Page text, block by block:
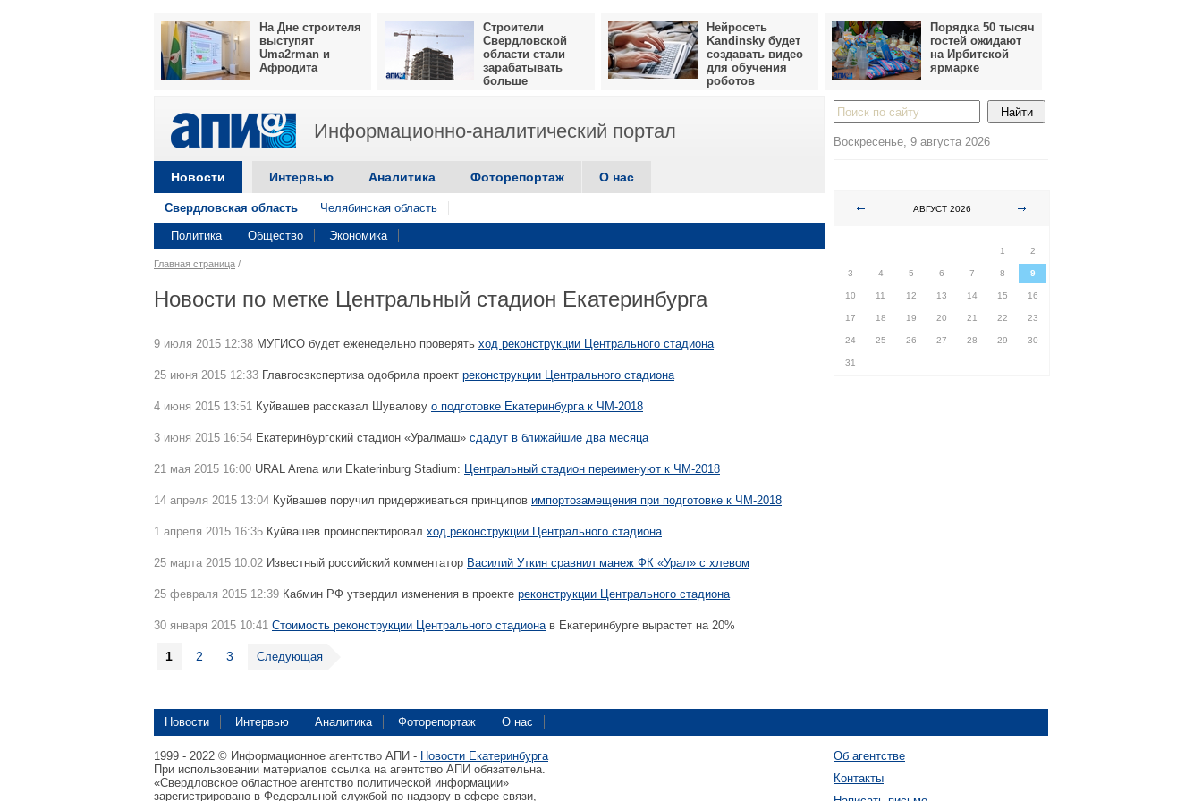
На Дне строителя
выступят
Uma2rman и
Афродита
Строители
Свердловской
области стали
зарабатывать
больше
Нейросеть
Kandinsky будет
создавать видео
для обучения
роботов
Порядка 50 тысяч
гостей ожидают
на Ирбитской
ярмарке
Информационно-аналитический портал
Новости Интервью Аналитика Фоторепортаж О нас
Свердловская область Челябинская область
Политика Общество Экономика
Главная страница /
Новости по метке Центральный стадион Екатеринбурга
9 июля 2015 12:38 МУГИСО будет еженедельно проверять ход реконструкции Центрального стадиона
25 июня 2015 12:33 Главгосэкспертиза одобрила проект реконструкции Центрального стадиона
4 июня 2015 13:51 Куйвашев рассказал Шувалову о подготовке Екатеринбурга к ЧМ-2018
3 июня 2015 16:54 Екатеринбургский стадион «Уралмаш» сдадут в ближайшие два месяца
21 мая 2015 16:00 URAL Arena или Ekaterinburg Stadium: Центральный стадион переименуют к ЧМ-2018
14 апреля 2015 13:04 Куйвашев поручил придерживаться принципов импортозамещения при подготовке к ЧМ-2018
1 апреля 2015 16:35 Куйвашев проинспектировал ход реконструкции Центрального стадиона
25 марта 2015 10:02 Известный российский комментатор Василий Уткин сравнил манеж ФК «Урал» с хлевом
25 февраля 2015 12:39 Кабмин РФ утвердил изменения в проекте реконструкции Центрального стадиона
30 января 2015 10:41 Стоимость реконструкции Центрального стадионав Екатеринбурге вырастет на 20%
1 2 3 Следующая
Воскресенье, 9 августа 2026
АВГУСТ 2026
1
2
3 4 5 6 7 8 9
10 11 12 13 14 15 16
17 18 19 20 21 22 23
24 25 26 27 28 29 30
31
Новости Интервью Аналитика Фоторепортаж О нас
1999 - 2022 © Информационное агентство АПИ - Новости Екатеринбурга
При использовании материалов ссылка на агентство АПИ обязательна.
«Свердловское областное агентство политической информации»
зарегистрировано в Федеральной службой по надзору в сфере связи,
Об агентстве
Контакты